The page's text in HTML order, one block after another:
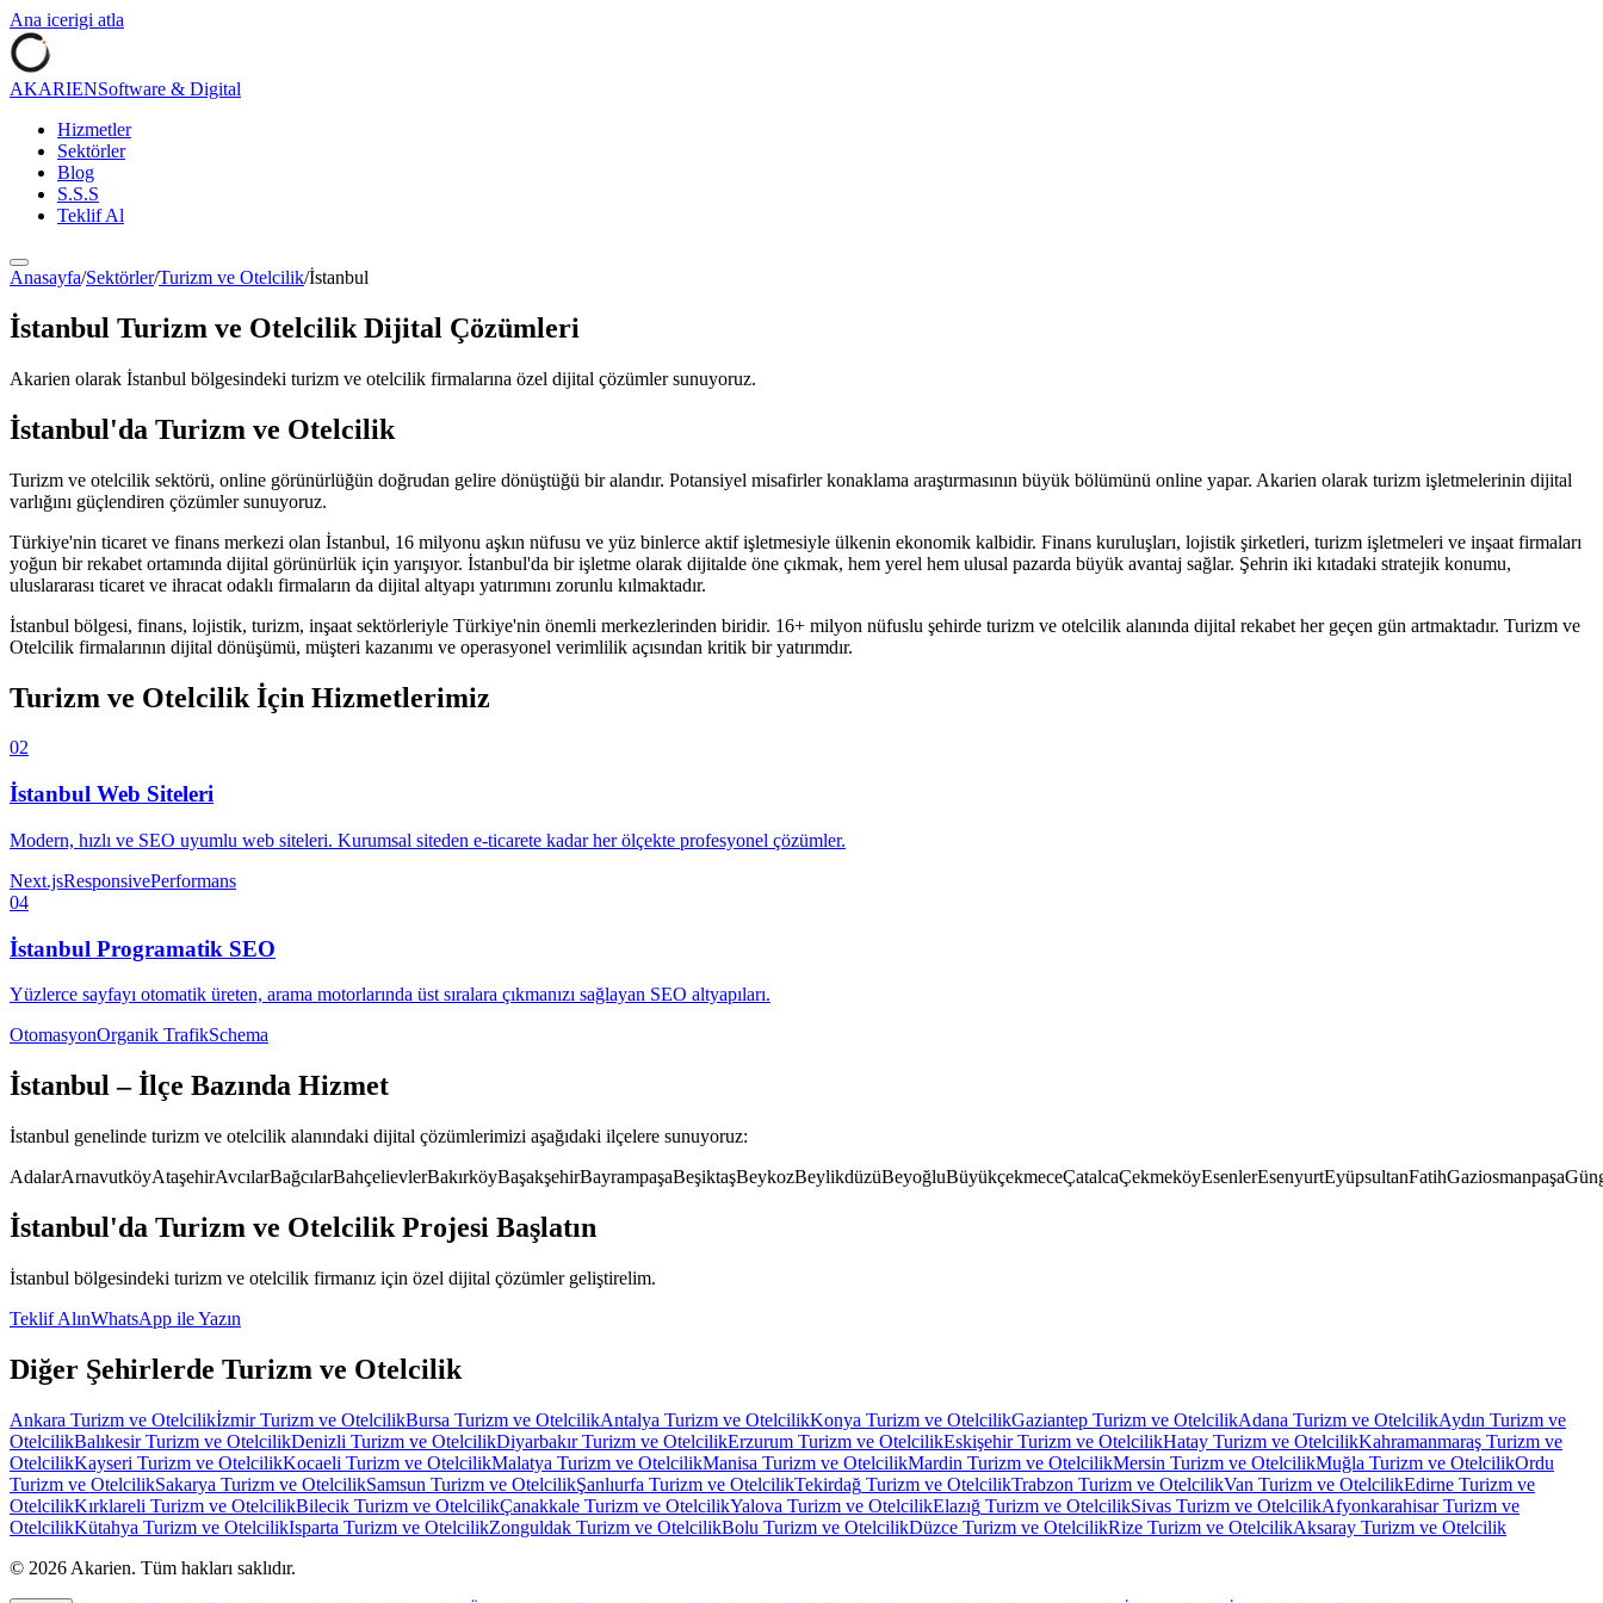
Ana icerigi atla
AKARIENSoftware & Digital
Hizmetler
Sektörler
Blog
S.S.S
Teklif Al
Anasayfa/Sektörler/Turizm ve Otelcilik/İstanbul
İstanbul Turizm ve Otelcilik Dijital Çözümleri
Akarien olarak İstanbul bölgesindeki turizm ve otelcilik firmalarına özel dijital çözümler sunuyoruz.
İstanbul'da Turizm ve Otelcilik
Turizm ve otelcilik sektörü, online görünürlüğün doğrudan gelire dönüştüğü bir alandır. Potansiyel misafirler konaklama araştırmasının büyük bölümünü online yapar. Akarien olarak turizm işletmelerinin dijital
varlığını güçlendiren çözümler sunuyoruz.
Türkiye'nin ticaret ve finans merkezi olan İstanbul, 16 milyonu aşkın nüfusu ve yüz binlerce aktif işletmesiyle ülkenin ekonomik kalbidir. Finans kuruluşları, lojistik şirketleri, turizm işletmeleri ve inşaat firmaları
yoğun bir rekabet ortamında dijital görünürlük için yarışıyor. İstanbul'da bir işletme olarak dijitalde öne çıkmak, hem yerel hem ulusal pazarda büyük avantaj sağlar. Şehrin iki kıtadaki stratejik konumu,
uluslararası ticaret ve ihracat odaklı firmaların da dijital altyapı yatırımını zorunlu kılmaktadır.
İstanbul bölgesi, finans, lojistik, turizm, inşaat sektörleriyle Türkiye'nin önemli merkezlerinden biridir. 16+ milyon nüfuslu şehirde turizm ve otelcilik alanında dijital rekabet her geçen gün artmaktadır. Turizm ve
Otelcilik firmalarının dijital dönüşümü, müşteri kazanımı ve operasyonel verimlilik açısından kritik bir yatırımdır.
Turizm ve Otelcilik İçin Hizmetlerimiz
02
İstanbul Web Siteleri
Modern, hızlı ve SEO uyumlu web siteleri. Kurumsal siteden e-ticarete kadar her ölçekte profesyonel çözümler.
Next.jsResponsivePerformans
04
İstanbul Programatik SEO
Yüzlerce sayfayı otomatik üreten, arama motorlarında üst sıralara çıkmanızı sağlayan SEO altyapıları.
OtomasyonOrganik TrafikSchema
İstanbul– İlçe Bazında Hizmet
İstanbul genelinde turizm ve otelcilik alanındaki dijital çözümlerimizi aşağıdaki ilçelere sunuyoruz:
AdalarArnavutköyAtaşehirAvcılarBağcılarBahçelievlerBakırköyBaşakşehirBayrampaşaBeşiktaşBeykozBeylikdüzüBeyoğluBüyükçekmeceÇatalcaÇekmeköyEsenlerEsenyurtEyüpsultanFatihGaziosmanpaşa
İstanbul'da Turizm ve Otelcilik Projesi Başlatın
İstanbul bölgesindeki turizm ve otelcilik firmanız için özel dijital çözümler geliştirelim.
Teklif AlınWhatsApp ile Yazın
Diğer Şehirlerde Turizm ve Otelcilik
Ankara Turizm ve Otelcilikİzmir Turizm ve OtelcilikBursa Turizm ve OtelcilikAntalya Turizm ve OtelcilikKonya Turizm ve OtelcilikGaziantep Turizm ve OtelcilikAdana Turizm ve OtelcilikAydın Turizm ve
OtelcilikBalıkesir Turizm ve OtelcilikDenizli Turizm ve OtelcilikDiyarbakır Turizm ve OtelcilikErzurum Turizm ve OtelcilikEskişehir Turizm ve OtelcilikHatay Turizm ve OtelcilikKahramanmaraş Turizm ve
OtelcilikKayseri Turizm ve OtelcilikKocaeli Turizm ve OtelcilikMalatya Turizm ve OtelcilikManisa Turizm ve OtelcilikMardin Turizm ve OtelcilikMersin Turizm ve OtelcilikMuğla Turizm ve OtelcilikOrdu
Turizm ve OtelcilikSakarya Turizm ve OtelcilikSamsun Turizm ve OtelcilikŞanlıurfa Turizm ve OtelcilikTekirdağ Turizm ve OtelcilikTrabzon Turizm ve OtelcilikVan Turizm ve OtelcilikEdirne Turizm ve
OtelcilikKırklareli Turizm ve OtelcilikBilecik Turizm ve OtelcilikÇanakkale Turizm ve OtelcilikYalova Turizm ve OtelcilikElazığ Turizm ve OtelcilikSivas Turizm ve OtelcilikAfyonkarahisar Turizm ve
OtelcilikKütahya Turizm ve OtelcilikIsparta Turizm ve OtelcilikZonguldak Turizm ve OtelcilikBolu Turizm ve OtelcilikDüzce Turizm ve OtelcilikRize Turizm ve OtelcilikAksaray Turizm ve Otelcilik
© 2026 Akarien. Tüm hakları saklıdır.